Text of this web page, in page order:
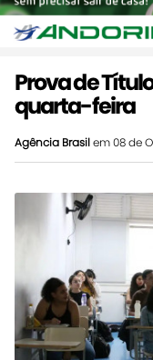
Prova de
quarta-feira
Agência Brasilem 08 de